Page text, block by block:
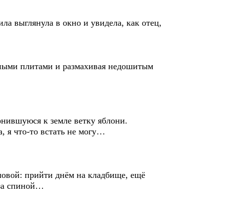
в окно и увидела, как отец,
плитами и размахивая недошитым
к земле ветку яблони.
то встать не могу…
прийти днём на кладбище, ещё
спиной…